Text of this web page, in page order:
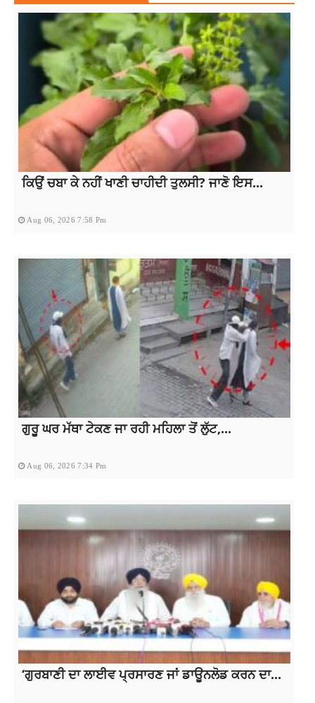
ਕਿਉਂ ਚਬਾ ਕੇ ਨਹੀਂ ਖਾਣੀ ਚਾਹੀਦੀ ਤੁਲਸੀ? ਜਾਣੋ ਇਸ...
Aug 06, 2026 7:58 Pm
ਗੁਰੂ ਘਰ ਮੱਥਾ ਟੇਕਣ ਜਾ ਰਹੀ ਮਹਿਲਾ ਤੋਂ ਲੁੱਟ,...
Aug 06, 2026 7:34 Pm
‘ਗੁਰਬਾਣੀ ਦਾ ਲਾਈਵ ਪ੍ਰਸਾਰਣ ਜਾਂ ਡਾਊਨਲੋਡ ਕਰਨ ਦਾ...